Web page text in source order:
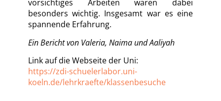
vorsichtiges Arbeiten waren dabei
besonders wichtig. Insgesamt war es eine
spannende Erfahrung.
Ein Bericht von Valeria, Naima und Aaliyah
Link auf die Webseite der Uni:
https://zdi-schuelerlabor.uni-
koeln.de/lehrkraefte/klassenbesuche